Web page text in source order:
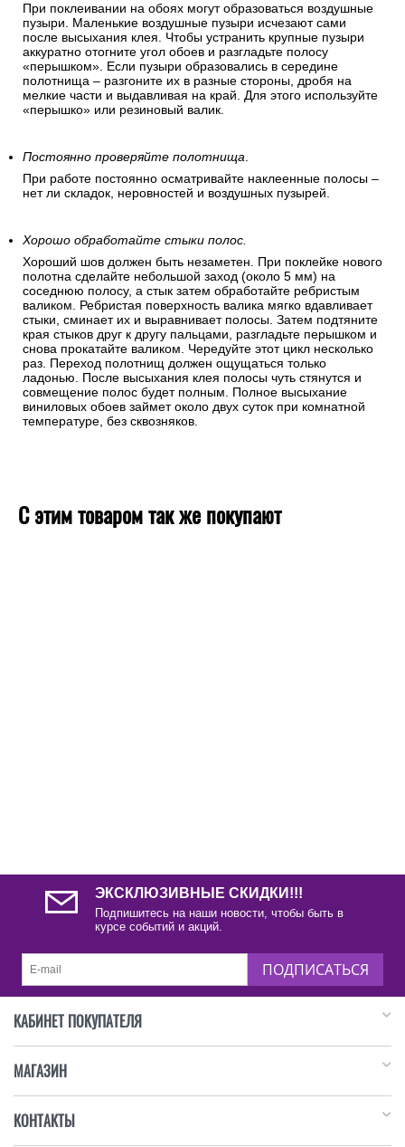
При поклеивании на обоях могут образоваться воздушные
пузыри. Маленькие воздушные пузыри исчезают сами
после высыхания клея. Чтобы устранить крупные пузыри
аккуратно отогните угол обоев и разгладьте полосу
«перышком». Если пузыри образовались в середине
полотнища – разгоните их в разные стороны, дробя на
мелкие части и выдавливая на край. Для этого используйте
«перышко» или резиновый валик.
Постоянно проверяйте полотнища.
При работе постоянно осматривайте наклеенные полосы –
нет ли складок, неровностей и воздушных пузырей.
Хорошо обработайте стыки полос.
Хороший шов должен быть незаметен. При поклейке нового
полотна сделайте небольшой заход (около 5 мм) на
соседнюю полосу, а стык затем обработайте ребристым
валиком. Ребристая поверхность валика мягко вдавливает
стыки, сминает их и выравнивает полосы. Затем подтяните
края стыков друг к другу пальцами, разгладьте перышком и
снова прокатайте валиком. Чередуйте этот цикл несколько
раз. Переход полотнищ должен ощущаться только
ладонью. После высыхания клея полосы чуть стянутся и
совмещение полос будет полным. Полное высыхание
виниловых обоев займет около двух суток при комнатной
температуре, без сквозняков.
С этим товаром так же покупают
ЭКСКЛЮЗИВНЫЕ СКИДКИ!!!
Подпишитесь на наши новости, чтобы быть в
курсе событий и акций.
ПОДПИСАТЬСЯ
КАБИНЕТ ПОКУПАТЕЛЯ
МАГАЗИН
КОНТАКТЫ